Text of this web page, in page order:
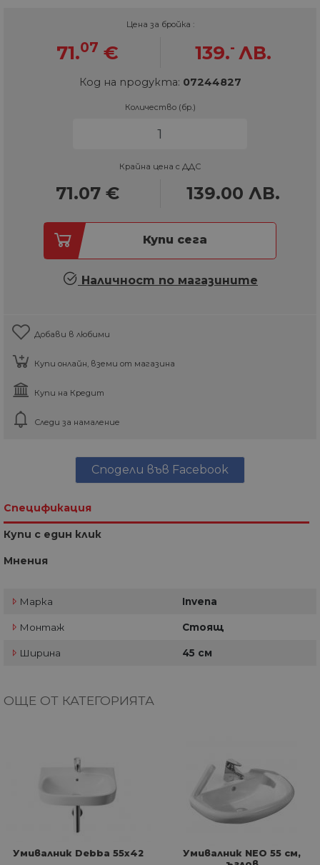
Цена за бройка :
71.07 € 139.- ЛВ.
Код на продукта: 07244827
Количество (бр.)
Крайна цена с ДДС
71.07 € 139.00 ЛВ.
Купи сега
Наличност по магазините
Добави в любими
Купи онлайн, вземи от магазина
Купи на Кредит
Следи за намаление
Сподели във Facebook
Спецификация
Купи с един клик
Мнения
Марка Invena
Монтаж Стоящ
Ширина 45 см
ОЩЕ ОТ КАТЕГОРИЯТА
Умивалник Debba 55х42
Умивалник NEO 55 см,